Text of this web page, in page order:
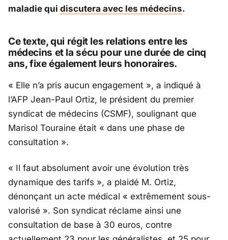
maladie qui discutera avec les médecins.
Ce texte, qui régit les relations entre les
médecins et la sécu pour une durée de cinq
ans, fixe également leurs honoraires.
« Elle n’a pris aucun engagement », a indiqué à
l’AFP Jean-Paul Ortiz, le président du premier
syndicat de médecins (CSMF), soulignant que
Marisol Touraine était « dans une phase de
consultation ».
« Il faut absolument avoir une évolution très
dynamique des tarifs », a plaidé M. Ortiz,
dénonçant un acte médical « extrêmement sous-
valorisé ». Son syndicat réclame ainsi une
consultation de base à 30 euros, contre